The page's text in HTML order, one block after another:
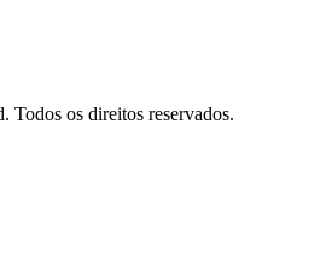
os direitos reservados.